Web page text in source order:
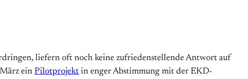
liefern oft noch keine zufriedenstellende Antwort auf
ein Pilotprojekt in enger Abstimmung mit der EKD-